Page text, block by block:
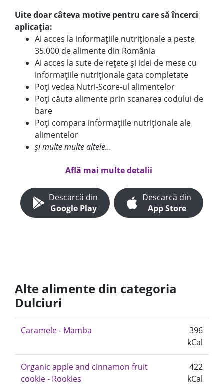
Uite doar câteva motive pentru care să încerci
aplicația:
Ai acces la informațiile nutriționale a peste
35.000 de alimente din România
Ai acces la sute de rețete și idei de mese cu
informațiile nutriționale gata completate
Poți vedea Nutri-Score-ul alimentelor
Poți căuta alimente prin scanarea codului de
bare
Poți compara informațiile nutriționale ale
alimentelor
și multe multe altele...
Află mai multe detalii
Descarcă din
Google Play
Descarcă din
App Store
Alte alimente din categoria
Dulciuri
Caramele - Mamba
396
kCal
Organic apple and cinnamon fruit
cookie - Rookies
422
kCal